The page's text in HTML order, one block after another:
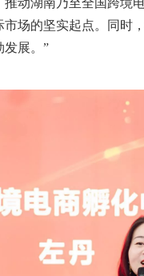
场的坚实起点。同时
发展。”